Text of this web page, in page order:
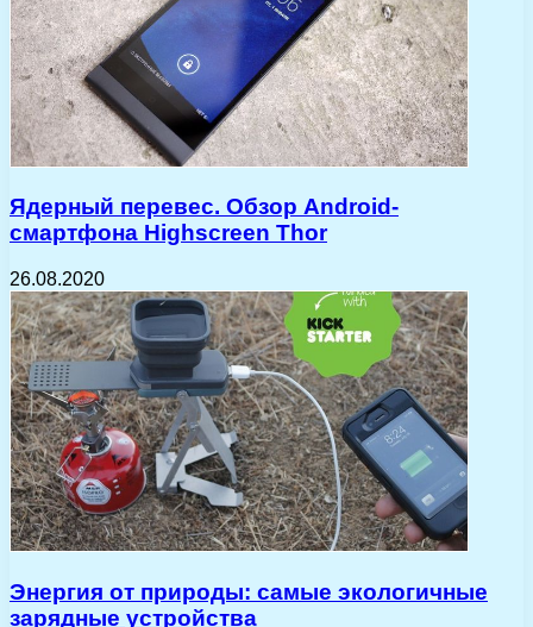
Ядерный перевес. Обзор Android-
смартфона Highscreen Thor
26.08.2020
Энергия от природы: самые экологичные
зарядные устройства